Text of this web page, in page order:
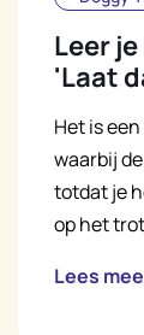
Leer
'Laat
Het is
waarbij
totdat je
op het
Lees